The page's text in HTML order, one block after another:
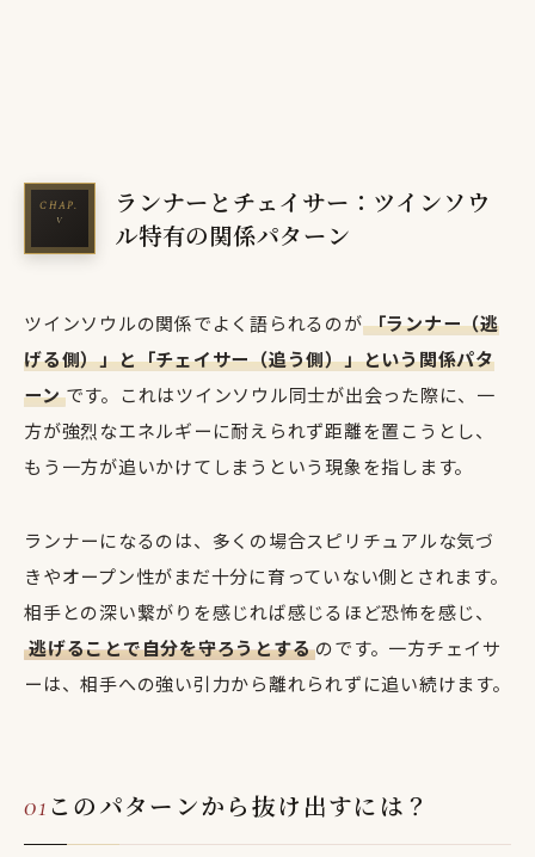
ランナーとチェイサー：ツインソウ
ル特有の関係パターン
ツインソウルの関係でよく語られるのが 「ランナー（逃
げる側）」と「チェイサー（追う側）」という関係パタ
ーンです。これはツインソウル同士が出会った際に、一
方が強烈なエネルギーに耐えられず距離を置こうとし、
もう一方が追いかけてしまうという現象を指します。
ランナーになるのは、多くの場合スピリチュアルな気づ
きやオープン性がまだ十分に育っていない側とされます。
相手との深い繋がりを感じれば感じるほど恐怖を感じ、
逃げることで自分を守ろうとする のです。一方チェイサ
ーは、相手への強い引力から離れられずに追い続けます。
このパターンから抜け出すには？